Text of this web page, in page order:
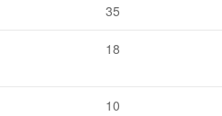
35
18
10